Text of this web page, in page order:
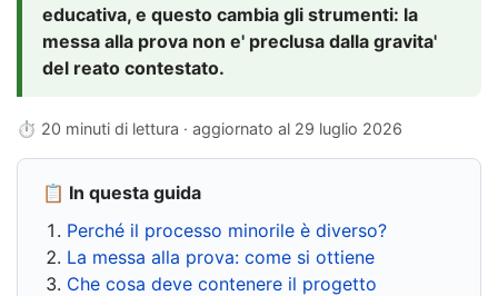
educativa, e questo cambia gli strumenti: la
messa alla prova non e' preclusa dalla gravita'
del reato contestato.
⏱ 20 minuti di lettura · aggiornato al 29 luglio 2026
📋 In questa guida
Perché il processo minorile è diverso?
La messa alla prova: come si ottiene
Che cosa deve contenere il progetto